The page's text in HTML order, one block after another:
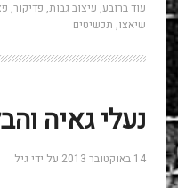
עוד ברובע, עיצוב גבות, פדיקור,
שיאצו, תכשיטים
נעלי גאיה
14 באוקטובר 2013 על ידיגיל